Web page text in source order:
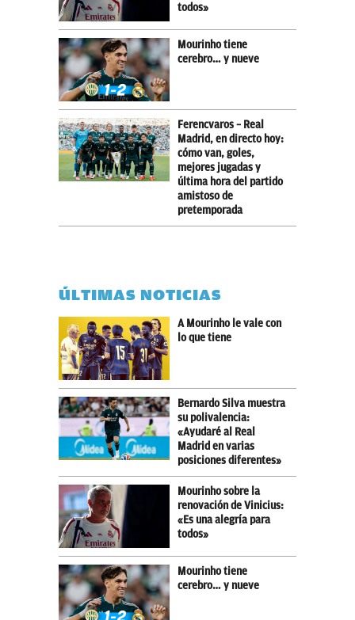
todos»
Mourinho tiene
cerebro… y nueve
Ferencvaros – Real
Madrid, en directo hoy:
cómo van, goles,
mejores jugadas y
última hora del partido
amistoso de
pretemporada
ÚLTIMAS NOTICIAS
A Mourinho le vale con
lo que tiene
Bernardo Silva muestra
su polivalencia:
«Ayudaré al Real
Madrid en varias
posiciones diferentes»
Mourinho sobre la
renovación de Vinicius:
«Es una alegría para
todos»
Mourinho tiene
cerebro… y nueve